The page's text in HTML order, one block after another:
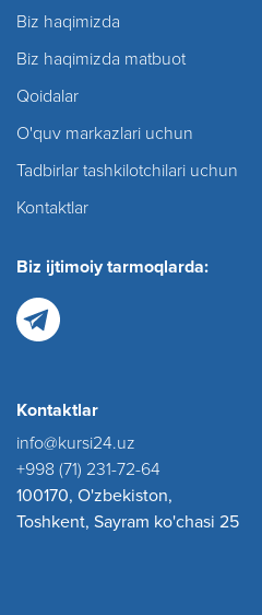
Biz haqimizda
Biz haqimizda matbuot
Qoidalar
O'quv markazlari uchun
Tadbirlar tashkilotchilari uchun
Kontaktlar
Biz ijtimoiy tarmoqlarda:
Kontaktlar
info@kursi24.uz
+998 (71) 231-72-64
100170, O'zbekiston,
Toshkent, Sayram ko'chasi 25